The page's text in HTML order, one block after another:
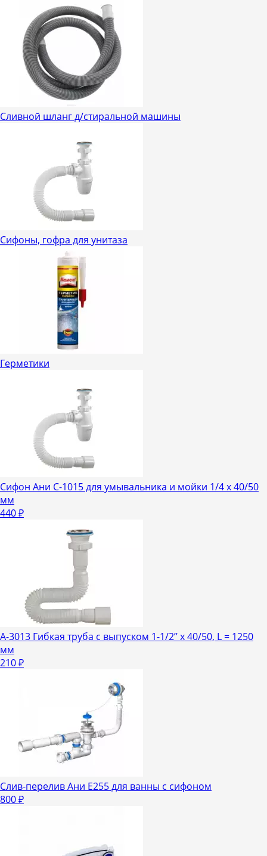
Сливной шланг д/стиральной машины
Сифоны, гофра для унитаза
Герметики
Сифон Ани С-1015 для умывальника и мойки 1/4 х 40/50
мм
440₽
А-3013 Гибкая труба с выпуском 1-1/2’’ x 40/50, L = 1250
мм
210₽
Слив-перелив Ани Е255 для ванны с сифоном
800₽